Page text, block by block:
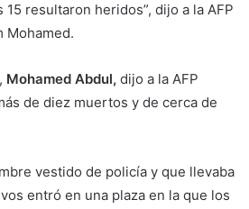
resultaron heridos”, dijo a la AFP
Mohamed.
Mohamed Abdul, dijo a la AFP
de diez muertos y de cerca de
vestido de policía y que llevaba
entró en una plaza en la que los